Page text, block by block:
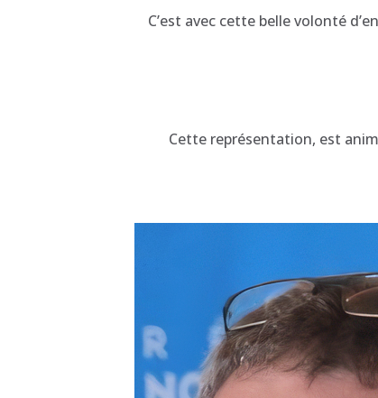
C’est avec cette belle volonté
Cette représentation, est